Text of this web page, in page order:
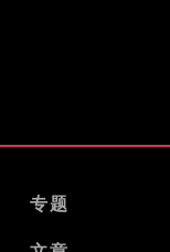
专题